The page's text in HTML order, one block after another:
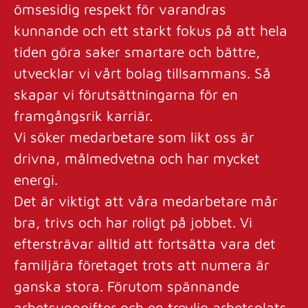
ömsesidig respekt för varandras
kunnande och ett starkt fokus på att hela
tiden göra saker smartare och bättre,
utvecklar vi vårt bolag tillsammans. Så
skapar vi förutsättningarna för en
framgångsrik karriär.
Vi söker medarbetare som likt oss är
drivna, målmedvetna och har mycket
energi.
Det är viktigt att våra medarbetare mår
bra, trivs och har roligt på jobbet. Vi
eftersträvar alltid att fortsätta vara det
familjära företaget trots att numera är
ganska stora. Förutom spännande